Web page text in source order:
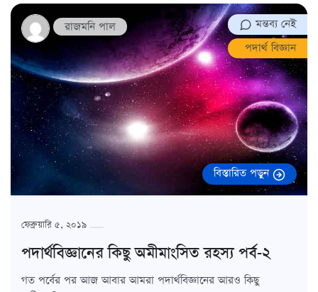
রাজমনি পাল
মন্তব্য নেই
পদার্থ বিজ্ঞান
বিস্তারিত পড়ুন
ফেব্রুয়ারি ৫, ২০১৯
পদার্থবিজ্ঞানের কিছু অমীমাংসিত রহস্য পর্ব-২
গত পর্বের পর আজ আবার আমরা পদার্থবিজ্ঞানের আরও কিছু